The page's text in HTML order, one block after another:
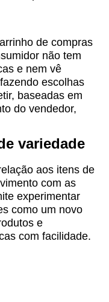
de compras
não tem
e nem vê
escolhas
baseadas em
do vendedor,
variedade
aos itens de
com as
experimentar
como um novo
e
com facilidade.